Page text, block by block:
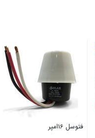
فتوسل 16امپر